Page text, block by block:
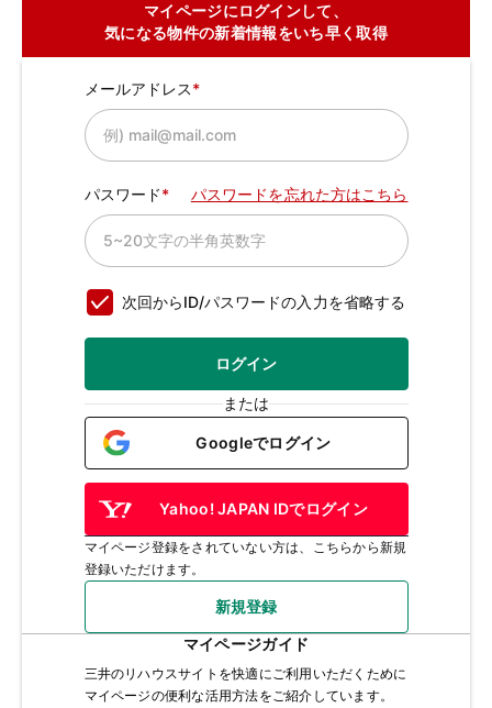
マイページにログインして、
気になる物件の新着情報をいち早く取得
メールアドレス
パスワード パスワードを忘れた方はこちら
次回からID/パスワードの入力を省略する
ログイン
または
Googleでログイン
Yahoo! JAPAN IDでログイン
マイページ登録をされていない方は、こちらから新規
登録いただけます。
新規登録
マイページガイド
三井のリハウスサイトを快適にご利用いただくために
マイページの便利な活用方法をご紹介しています。